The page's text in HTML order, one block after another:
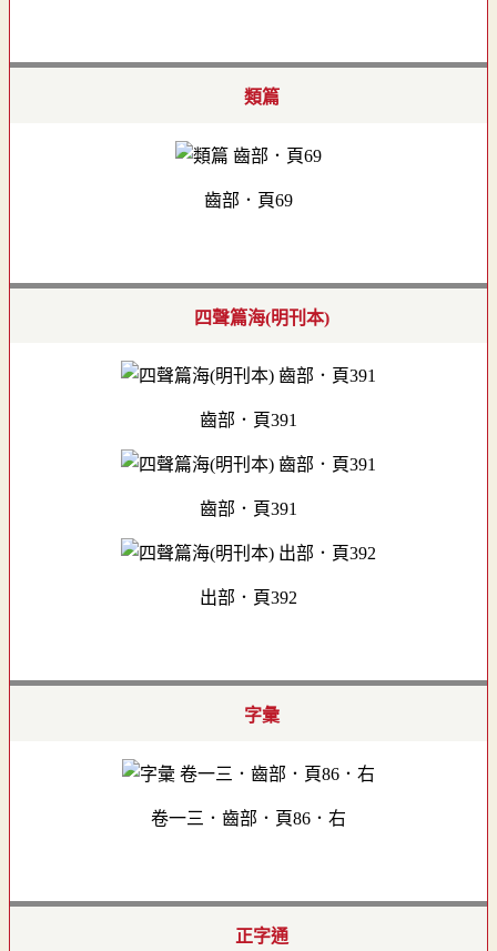
類篇
齒部．頁69
四聲篇海(明刊本)
齒部．頁391
齒部．頁391
出部．頁392
字彙
卷一三．齒部．頁86．右
正字通